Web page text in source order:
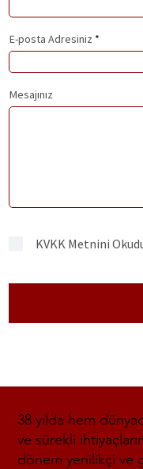
E-posta Adresiniz
Mesajınız
KVKK Metnini
38 yılda hem
ve sürekli
dönem yenilikçi ve